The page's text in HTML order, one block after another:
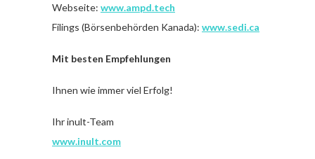
Webseite: www.ampd.tech
Filings (Börsenbehörden Kanada): www.sedi.ca
Mit besten Empfehlungen
Ihnen wie immer viel Erfolg!
Ihr inult-Team
www.inult.com